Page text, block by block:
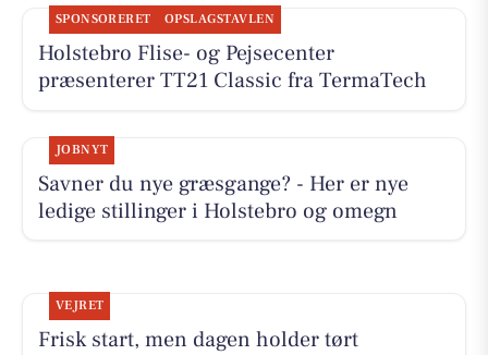
SPONSORERET OPSLAGSTAVLEN
Holstebro Flise- og Pejsecenter
præsenterer TT21 Classic fra TermaTech
JOBNYT
Savner du nye græsgange? - Her er nye
ledige stillinger i Holstebro og omegn
VEJRET
Frisk start, men dagen holder tørt